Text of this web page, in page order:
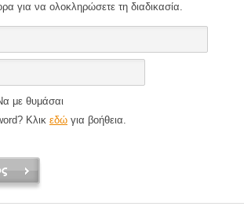
για να ολοκληρώσετε τη διαδικασία.
με θυμάσαι
Κλικ εδώ για βοήθεια.